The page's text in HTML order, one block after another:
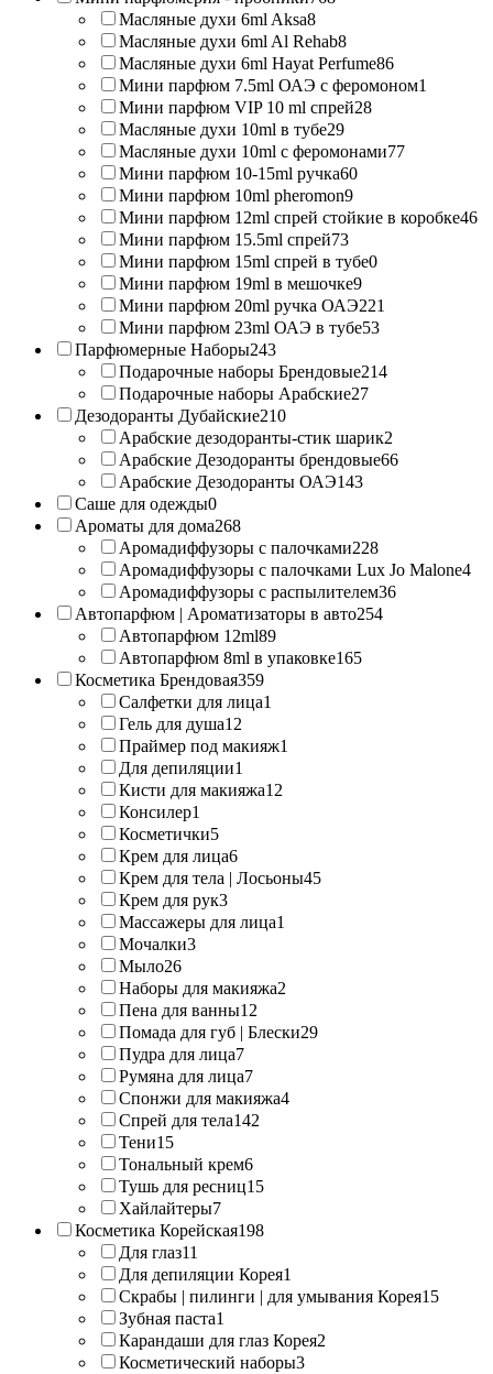
Масляные духи 6ml Aksa8
Масляные духи 6ml Al Rehab8
Масляные духи 6ml Hayat Perfume86
Мини парфюм 7.5ml ОАЭ с феромоном1
Мини парфюм VIP 10 ml спрей28
Масляные духи 10ml в тубе29
Масляные духи 10ml с феромонами77
Мини парфюм 10-15ml ручка60
Мини парфюм 10ml pheromon9
Мини парфюм 12ml спрей стойкие в коробке46
Мини парфюм 15.5ml спрей73
Мини парфюм 15ml спрей в тубе0
Мини парфюм 19ml в мешочке9
Мини парфюм 20ml ручка ОАЭ221
Мини парфюм 23ml ОАЭ в тубе53
Парфюмерные Наборы243
Подарочные наборы Брендовые214
Подарочные наборы Арабские27
Дезодоранты Дубайские210
Арабские дезодоранты-стик шарик2
Арабские Дезодоранты брендовые66
Арабские Дезодоранты ОАЭ143
Саше для одежды0
Ароматы для дома268
Аромадиффузоры с палочками228
Аромадиффузоры с палочками Lux Jo Malone4
Аромадиффузоры с распылителем36
Автопарфюм | Ароматизаторы в авто254
Автопарфюм 12ml89
Автопарфюм 8ml в упаковке165
Косметика Брендовая359
Салфетки для лица1
Гель для душа12
Праймер под макияж1
Для депиляции1
Кисти для макияжа12
Консилер1
Косметички5
Крем для лица6
Крем для тела | Лосьоны45
Крем для рук3
Массажеры для лица1
Мочалки3
Мыло26
Наборы для макияжа2
Пена для ванны12
Помада для губ | Блески29
Пудра для лица7
Румяна для лица7
Спонжи для макияжа4
Спрей для тела142
Тени15
Тональный крем6
Тушь для ресниц15
Хайлайтеры7
Косметика Корейская198
Для глаз11
Для депиляции Корея1
Скрабы | пилинги | для умывания Корея15
Зубная паста1
Карандаши для глаз Корея2
Косметический наборы3